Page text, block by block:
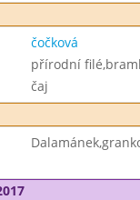
čočková
přírodní
čaj